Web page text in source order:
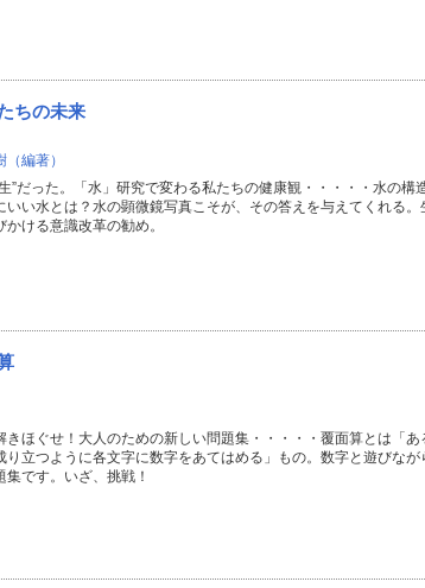
ちの未来
編著）
”だった。「水」研究で変わる私たちの健康観・・・・・水の構
いい水とは？水の顕微鏡写真こそが、その答えを与えてくれる
ける意識改革の勧め。
きほぐせ！大人のための新しい問題集・・・・・覆面算とは「
り立つように各文字に数字をあてはめる」もの。数字と遊びな
です。いざ、挑戦！